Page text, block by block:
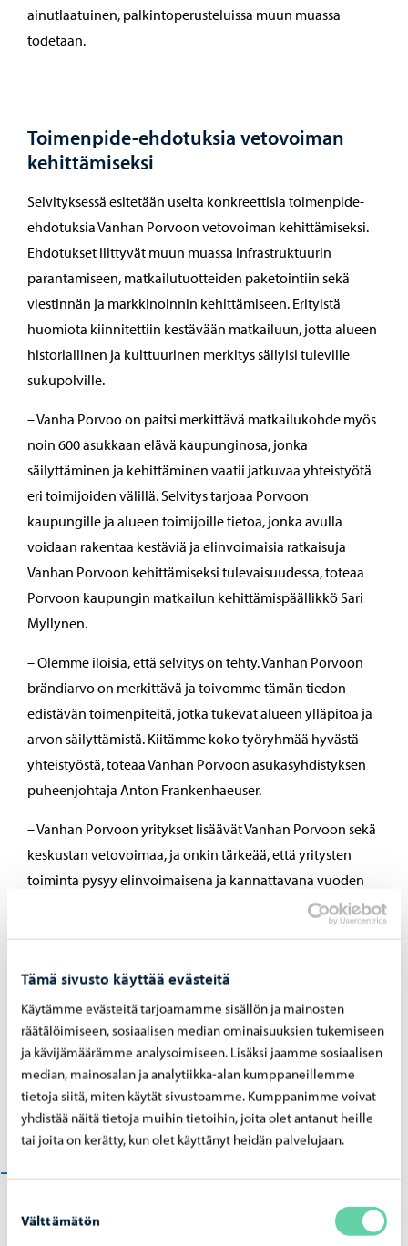
Tämä sivusto käyttää evästeitä
Käytämme evästeitä tarjoamamme sisällön ja mainosten
räätälöimiseen, sosiaalisen median ominaisuuksien tukemiseen
ja kävijämäärämme analysoimiseen. Lisäksi jaamme sosiaalisen
median, mainosalan ja analytiikka-alan kumppaneillemme
tietoja siitä, miten käytät sivustoamme. Kumppanimme voivat
yhdistää näitä tietoja muihin tietoihin, joita olet antanut heille
tai joita on kerätty, kun olet käyttänyt heidän palvelujaan.
valinta
Välttämätön
ainutlaatuinen, palkintoperusteluissa muun muassa
todetaan.
Toimenpide-ehdotuksia vetovoiman
kehittämiseksi
Selvityksessä esitetään useita konkreettisia toimenpide-
ehdotuksia Vanhan Porvoon vetovoiman kehittämiseksi.
Ehdotukset liittyvät muun muassa infrastruktuurin
parantamiseen, matkailutuotteiden paketointiin sekä
viestinnän ja markkinoinnin kehittämiseen. Erityistä
huomiota kiinnitettiin kestävään matkailuun, jotta alueen
historiallinen ja kulttuurinen merkitys säilyisi tuleville
sukupolville.
– Vanha Porvoo on paitsi merkittävä matkailukohde myös
noin 600 asukkaan elävä kaupunginosa, jonka
säilyttäminen ja kehittäminen vaatii jatkuvaa yhteistyötä
eri toimijoiden välillä. Selvitys tarjoaa Porvoon
kaupungille ja alueen toimijoille tietoa, jonka avulla
voidaan rakentaa kestäviä ja elinvoimaisia ratkaisuja
Vanhan Porvoon kehittämiseksi tulevaisuudessa, toteaa
Porvoon kaupungin matkailun kehittämispäällikkö Sari
Myllynen.
– Olemme iloisia, että selvitys on tehty. Vanhan Porvoon
brändiarvo on merkittävä ja toivomme tämän tiedon
edistävän toimenpiteitä, jotka tukevat alueen ylläpitoa ja
arvon säilyttämistä. Kiitämme koko työryhmää hyvästä
yhteistyöstä, toteaa Vanhan Porvoon asukasyhdistyksen
puheenjohtaja Anton Frankenhaeuser.
– Vanhan Porvoon yritykset lisäävät Vanhan Porvoon sekä
keskustan vetovoimaa, ja onkin tärkeää, että yritysten
toiminta pysyy elinvoimaisena ja kannattavana vuoden
ympäri. Toivon, että selvitys innostaa eri toimijoita yhdessä
totta, sanoo Vanhan Porvoon kauppiasyhdistyksen
puheenjohtaja Päivi Dietrich.
Selvityksen laati FCG Finnish Consulting Group Oy
yhteistyössä Imagian Oy:n kanssa, joka vastasi
brändiarvoon liittyvistä tehtävistä. Lisäksi selvitykseen
osallistui Salmi Platform Oy, joka vastasi kävijäkyselystä.